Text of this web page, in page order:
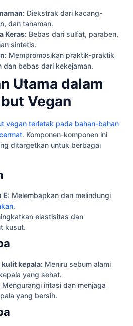
Diekstrak dari kacang-
dan tanaman.
Keras: Bebas dari sulfat, paraben,
sintetis.
Mempromosikan praktik-praktik
dan bebas dari kekejaman.
Utama dalam
Vegan
vegan terletak pada bahan-bahan
. Komponen-komponen ini
ditargetkan untuk berbagai
E: Melembapkan dan melindungi
elastisitas dan
kusut.
kepala: Meniru sebum alami
yang sehat.
Mengurangi iritasi dan menjaga
yang bersih.